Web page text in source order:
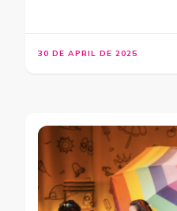
30 DE APRIL DE 2025